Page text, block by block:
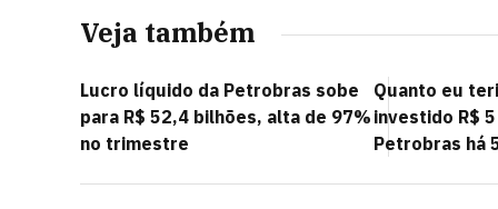
Veja também
Lucro líquido da Petrobras sobe
para R$ 52,4 bilhões, alta de 97%
no trimestre
Quanto eu
investido R$
Petrobras há